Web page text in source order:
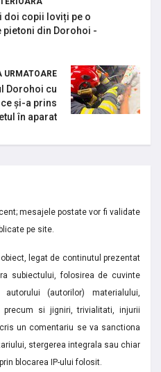
doi copii loviți pe o
pietoni din Dorohoi -
URMATOARE
Dorohoi cu
și-a prins
în aparat
mesajele postate vor fi validate
pe site.
legat de continutul prezentat
subiectului, folosirea de cuvinte
(autorilor) materialului,
precum si jigniri, trivialitati, injurii
un comentariu se va sanctiona
stergerea integrala sau chiar
blocarea IP-ului folosit.